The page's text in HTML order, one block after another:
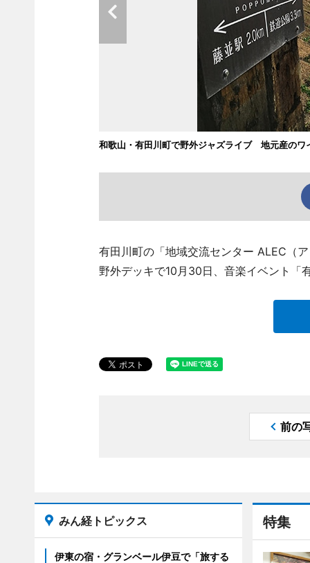
和歌山・有田川町で野外ジャズライブ 地元産のワ
有田川町の「地域交流センター ALEC（
野外デッキで10月30日、音楽イベント「
前の
特集
みん経トピックス
伊東の宿・グランベール伊豆で「旅する